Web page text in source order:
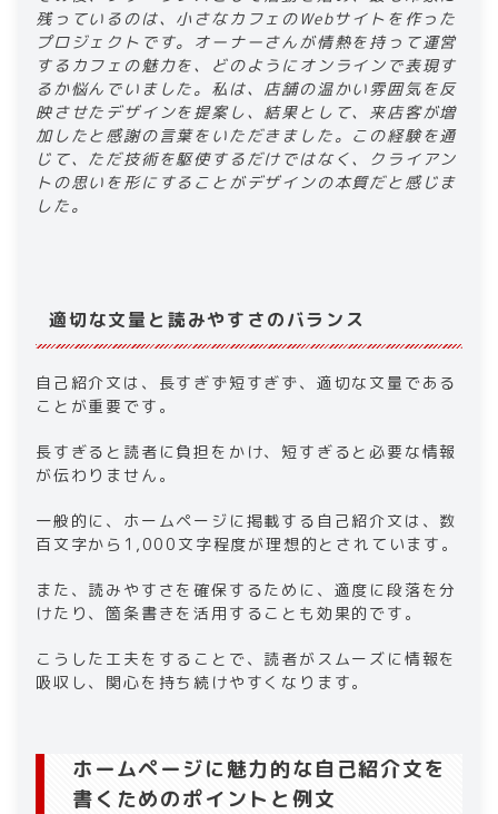
残っているのは、小さなカフェのWebサイトを作った
プロジェクトです。オーナーさんが情熱を持って運営
するカフェの魅力を、どのようにオンラインで表現す
るか悩んでいました。私は、店舗の温かい雰囲気を反
映させたデザインを提案し、結果として、来店客が増
加したと感謝の言葉をいただきました。この経験を通
じて、ただ技術を駆使するだけではなく、クライアン
トの思いを形にすることがデザインの本質だと感じま
した。​
適切な文量と読みやすさのバランス​
​​自己紹介文は、長すぎず短すぎず、適切な文量である
ことが重要です。
長すぎると読者に負担をかけ、短すぎると必要な情報
が伝わりません。
一般的に、​​ホームページ​​に掲載する自己紹介文は、数
百文字から1,000文字程度が理想的とされています。
また、読みやすさを確保するために、適度に段落を分
けたり、箇条書きを活用することも効果的です。
こうした工夫をすることで、読者がスムーズに情報を
吸収し、関心を持ち続けやすくなります。​
ホームページに​​魅力的な自己紹介文を
書くためのポイント​​と例文​